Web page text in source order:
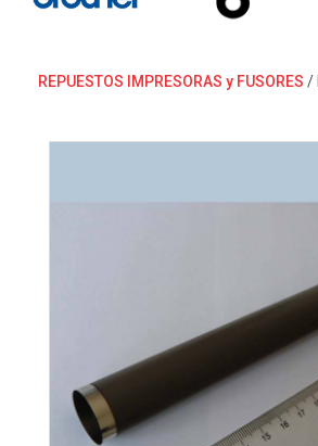
REPUESTOS IMPRESORAS y FUSORES /